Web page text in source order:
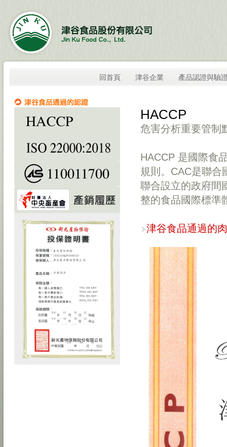
回首頁 津谷企業 產品認證與驗
HACCP
危害分析重要管制
HACCP 是國際食
規則。CAC是聯合
聯合設立的政府間
整的食品國際標準
津谷食品通過的